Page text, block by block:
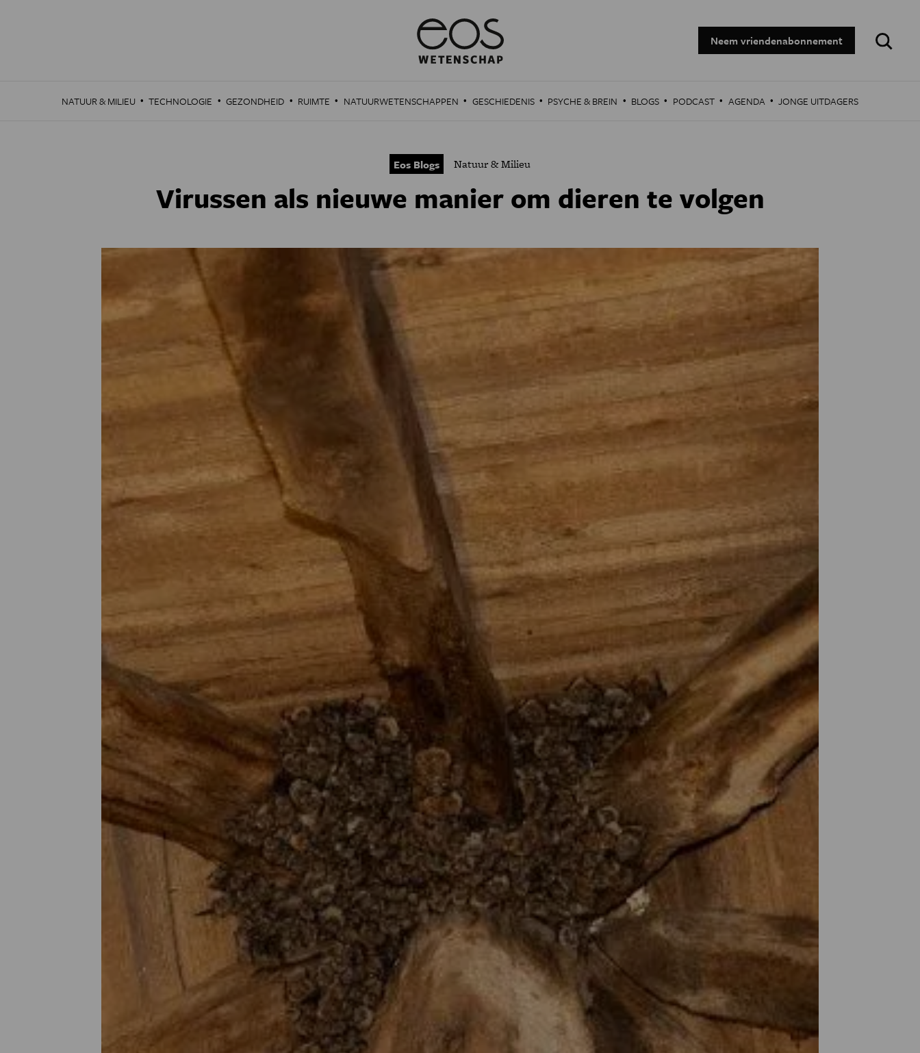
Neem vriendenabonnement
Zoeken:
NATUUR & MILIEU · TECHNOLOGIE · GEZONDHEID · RUIMTE · NATUURWETENSCHAPPEN · GESCHIEDENIS · PSYCHE & BREIN · BLOGS · PODCAST · AGENDA · JONGE UITDAGERS
Eos Blogs Natuur & Milieu
Virussen als nieuwe manier om dieren te volgen